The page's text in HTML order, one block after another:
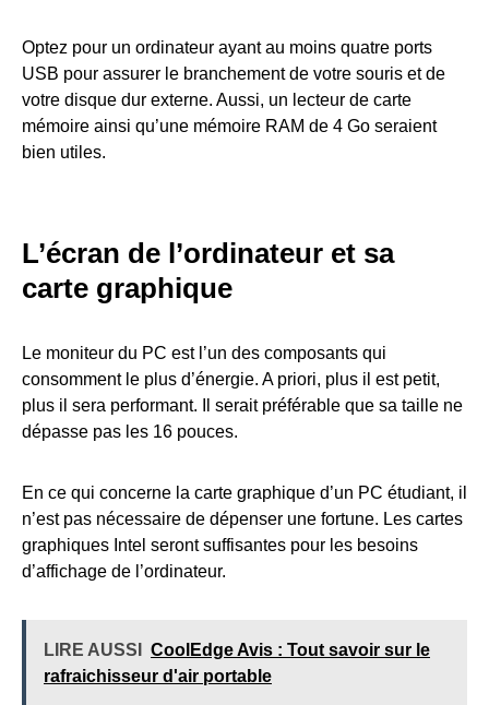
Optez pour un ordinateur ayant au moins quatre ports
USB pour assurer le branchement de votre souris et de
votre disque dur externe. Aussi, un lecteur de carte
mémoire ainsi qu’une mémoire RAM de 4 Go seraient
bien utiles.
L’écran de l’ordinateur et sa
carte graphique
Le moniteur du PC est l’un des composants qui
consomment le plus d’énergie. A priori, plus il est petit,
plus il sera performant. Il serait préférable que sa taille ne
dépasse pas les 16 pouces.
En ce qui concerne la carte graphique d’un PC étudiant, il
n’est pas nécessaire de dépenser une fortune. Les cartes
graphiques Intel seront suffisantes pour les besoins
d’affichage de l’ordinateur.
LIRE AUSSI
CoolEdge Avis : Tout savoir sur le
rafraichisseur d'air portable